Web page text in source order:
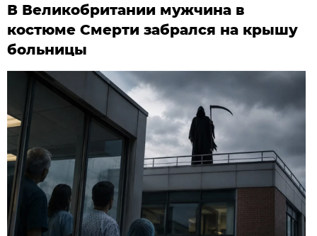
В Великобритании мужчина в
костюме Смерти забрался на крышу
больницы